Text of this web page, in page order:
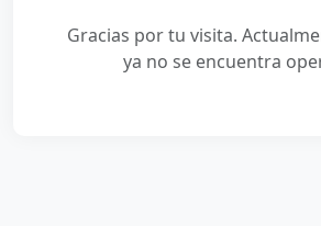
Gracias por tu visita.
ya no se encuentra